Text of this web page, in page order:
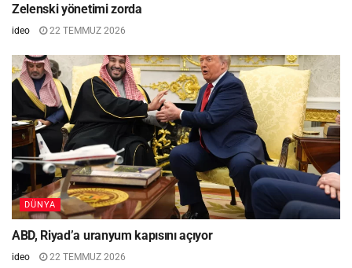
Zelenski yönetimi zorda
ideo 22 TEMMUZ 2026
DÜNYA
ABD, Riyad’a uranyum kapısını açıyor
ideo 22 TEMMUZ 2026